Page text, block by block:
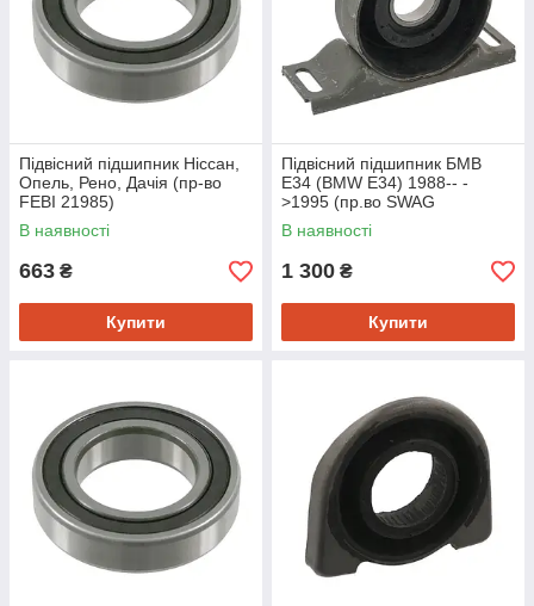
Підвісний підшипник Ніссан,
Опель, Рено, Дачія (пр-во
FEBI 21985)
В наявності
663 ₴
Купити
Підвісний підшипник БМВ
Е34 (BMW E34) 1988-- -
>1995 (пр.во SWAG
20870002)
В наявності
1 300 ₴
Купити